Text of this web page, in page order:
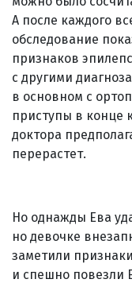
А после каждого
обследование
признаков
с другими
в основном с
приступы в конце
доктора
перерастет.
Но однажды Ева
но девочке
заметили
и спешно повезли